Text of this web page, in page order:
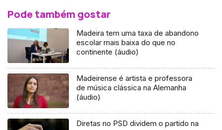
Pode também gostar
Madeira tem uma taxa de abandono
escolar mais baixa do que no
continente (áudio)
Madeirense é artista e professora
de música clássica na Alemanha
(áudio)
Diretas no PSD dividem o partido na